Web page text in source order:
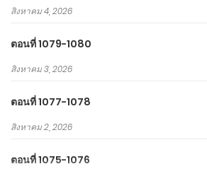
สิงหาคม 4, 2026
ตอนที่ 1079-1080
สิงหาคม 3, 2026
ตอนที่ 1077-1078
สิงหาคม 2, 2026
ตอนที่ 1075-1076